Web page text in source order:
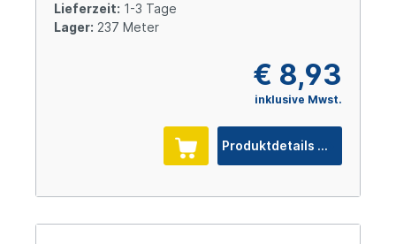
Lieferzeit: 1-3 Tage
Lager: 237 Meter
€ 8,93
inklusive Mwst.
Produktdetails